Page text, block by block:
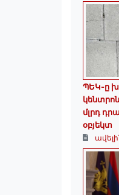
ՊԵԿ-ը
մլրդ
օբյեկտ